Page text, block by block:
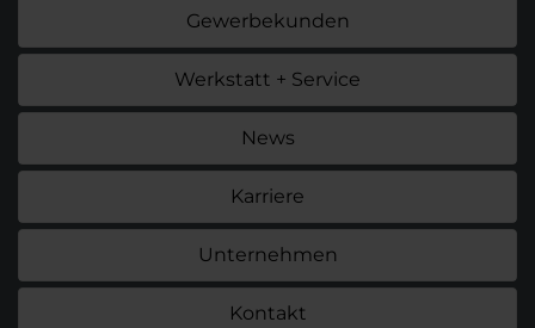
Gewerbekunden
Werkstatt + Service
News
Karriere
Unternehmen
Kontakt